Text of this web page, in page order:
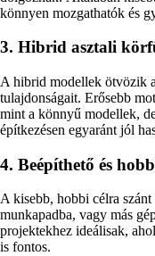
könnyen mozgathatók és
3. Hibrid asztali
A hibrid modellek ötvözik
tulajdonságait. Erősebb
mint a könnyű modellek,
építkezésen egyaránt jól
4. Beépíthető és
A kisebb, hobbi célra
munkapadba, vagy más
projektekhez ideálisak,
is fontos.